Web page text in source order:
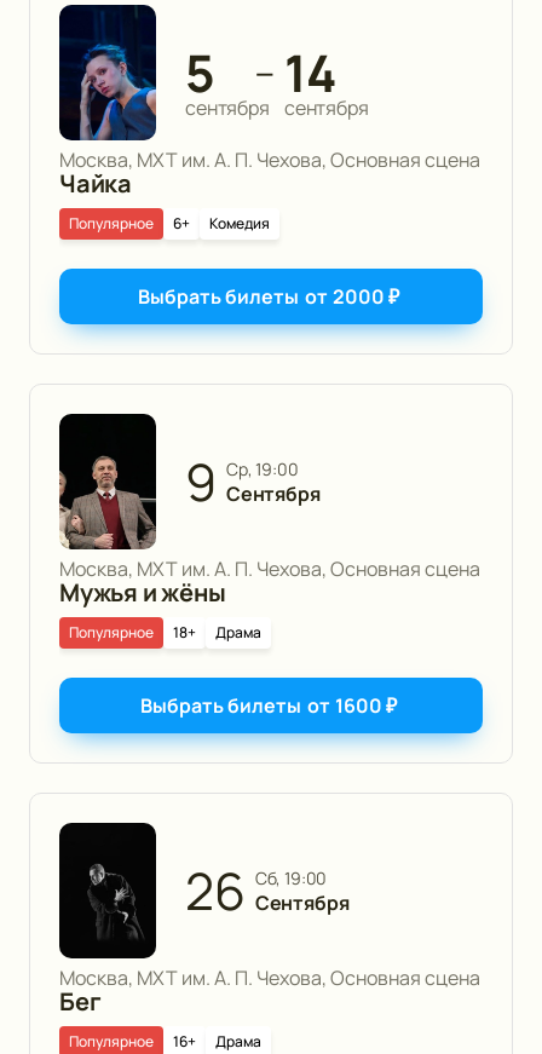
5
сентября
— 14
сентября
Москва, МХТ им. А. П. Чехова, Основная сцена
Чайка
6+ Комедия
Популярное
Выбрать билеты от2000₽
9 ср, 19:00
Сентября
Москва, МХТ им. А. П. Чехова, Основная сцена
Мужья и жёны
18+ Драма
Популярное
Выбрать билеты от 1600₽
26 сб, 19:00
Сентября
Москва, МХТ им. А. П. Чехова, Основная сцена
Бег
16+ Драма
Популярное